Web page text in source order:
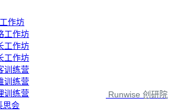
作坊
工作坊
工作坊
工作坊
训练营
训练营
训练营
思会
Runwise 创研院